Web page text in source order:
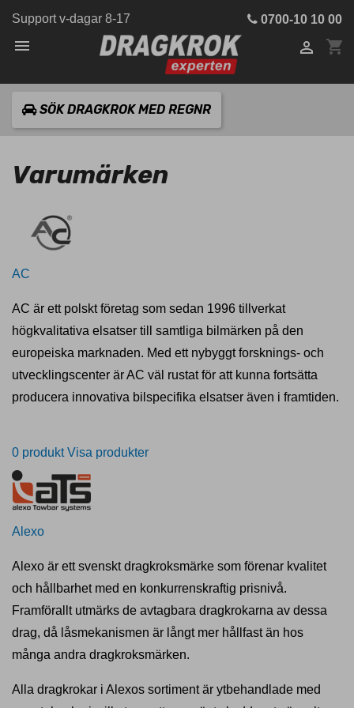
Support v-dagar 8-17 0700-10 10 00
 shopping_cart

SÖK DRAGKROK MED REGNR
Varumärken
AC
AC är ett polskt företag som sedan 1996 tillverkat
högkvalitativa elsatser till samtliga bilmärken på den
europeiska marknaden. Med ett nybyggt forsknings- och
utvecklingscenter är AC väl rustat för att kunna fortsätta
producera innovativa bilspecifika elsatser även i framtiden.
0 produkt Visa produkter
Alexo
Alexo är ett svenskt dragkroksmärke som förenar kvalitet
och hållbarhet med en konkurrenskraftig prisnivå.
Framförallt utmärks de avtagbara dragkrokarna av dessa
drag, då låsmekanismen är långt mer hållfast än hos
många andra dragkroksmärken.
Alla dragkrokar i Alexos sortiment är ytbehandlade med